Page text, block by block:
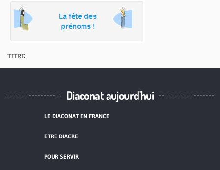
TITRE
Diaconat aujourd'hui
LE DIACONAT EN FRANCE
ETRE DIACRE
POUR SERVIR